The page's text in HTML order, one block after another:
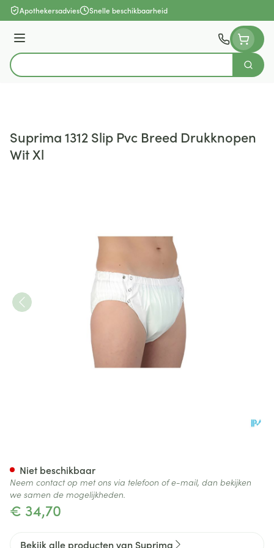
Ga naar de inhoud
Apothekersadvies Snelle beschikbaarheid
Menu
Product, merk, categorie...
Zoek
Suprima 1312 Slip Pvc Breed Drukknopen
Wit Xl
€ 34,70
Niet beschikbaar
Neem contact op met ons via telefoon of e-mail, dan bekijken
we samen de mogelijkheden.
Bekijk alle producten van Suprima